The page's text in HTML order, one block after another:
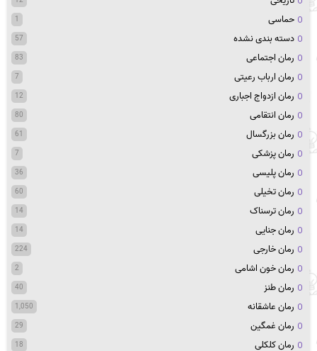
حماسی 1
دسته بندی نشده 57
رمان اجتماعی 83
رمان ارباب رعیتی 7
رمان ازدواج اجباری 12
رمان انتقامی 80
رمان بزرگسال 61
رمان پزشکی 7
رمان پلیسی 36
رمان تخیلی 60
رمان ترسناک 14
رمان جنایی 14
رمان خارجی 224
رمان خون اشامی 2
رمان طنز 40
رمان عاشقانه 1,050
رمان غمگین 29
رمان کلکلی 18